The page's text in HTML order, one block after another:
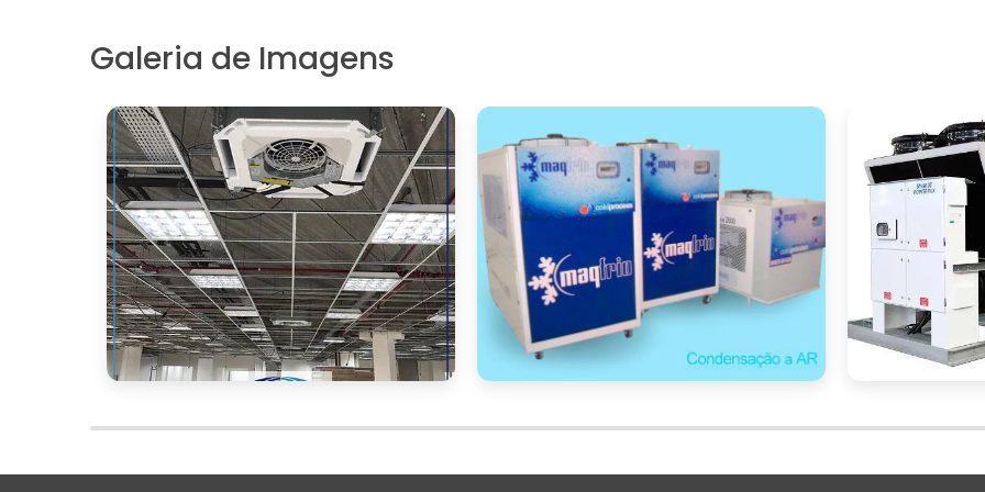
empresa, ler avaliações de clientes e confirmar a qualidade do atendimento ao cliente.
Ao escolher um fornecedor, certifique-se de considerar a experiência da empresa no mercado, a
qualidade dos produtos oferecidos e o suporte técnico disponível. Dessa forma, você garantirá
que sua empresa tenha acesso a um sistema de resfriamento evaporativo eficiente e confiável.
CONCLUSÃO
O resfriamento evaporativo se apresenta como uma solução eficientee econômica
para o
controle da temperatura em ambientes comerciais e industriais. Com suas diversas vantagens,
como aeconomia de energia, amelhoria da qualidade do ar sustentabilidade
,
sistema se torna uma escolha inteligente para empresas que buscam conforto térmico e
eficiência operacional.
Encontrar fornecedores confiáveis de resfriamento evaporativo é essencial para garantir que
B2B como o Soluções Industriais, feiras do setor e recomendações de associações, você pode
Galeria de Imagens